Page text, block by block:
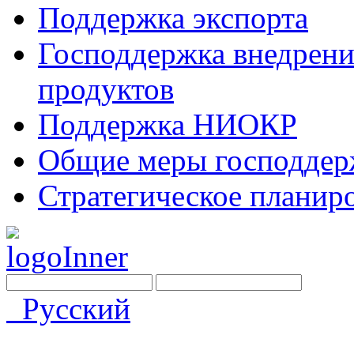
Поддержка экспорта
Господдержка
продуктов
Поддержка НИОКР
Общие меры
Стратегическое
Русский